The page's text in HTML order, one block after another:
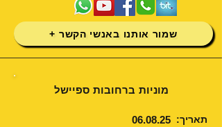
שמור אותנו באנשי הקשר +
מוניות ברחובות ספיישל
תאריך: 06.08.25